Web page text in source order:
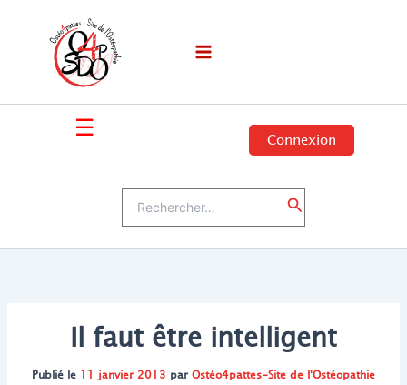
☰ Connexion
Rechercher
Il faut être intelligent
Publié le 11 janvier 2013 parOstéo4pattes-Site de l'Ostéopathie